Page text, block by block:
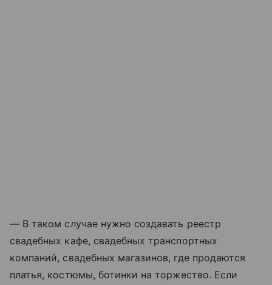
— В таком случае нужно создавать реестр
свадебных кафе, свадебных транспортных
компаний, свадебных магазинов, где продаются
платья, костюмы, ботинки на торжество. Если